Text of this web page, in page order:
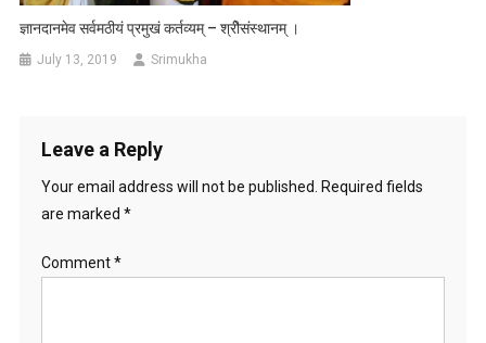
ज्ञानदानमेव सर्वमठीयं प्रमुखं कर्तव्यम् – श्रीेसंस्थानम् ।
July 13, 2019 Srimukha
Leave a Reply
Your email address will not be published. Required fields
are marked *
Comment*